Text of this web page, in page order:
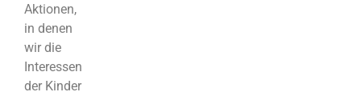
Aktionen,
in denen
wir die
Interessen
der Kinder